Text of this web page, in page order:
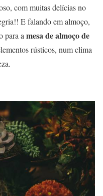
com muitas delícias no
E falando em almoço,
para a mesa de almoço de
rústicos, num clima